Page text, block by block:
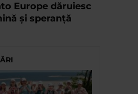
Europe dăruiesc
și speranță